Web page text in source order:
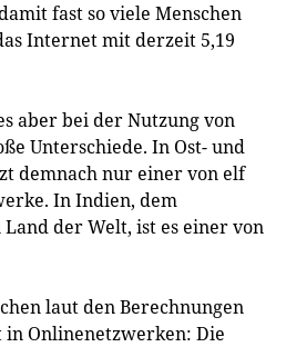
fast so viele Menschen
Internet mit derzeit 5,19
aber bei der Nutzung von
Unterschiede. In Ost- und
demnach nur einer von elf
In Indien, dem
der Welt, ist es einer von
laut den Berechnungen
Onlinenetzwerken: Die